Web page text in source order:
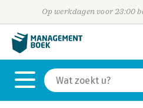
Op werkdagen voor 23:00